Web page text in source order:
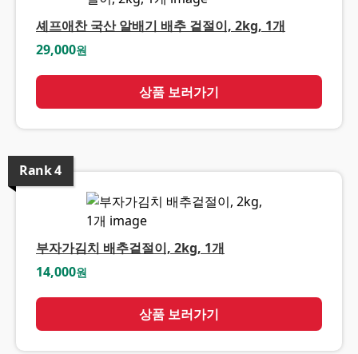
셰프애찬 국산 알배기 배추 겉절이, 2kg, 1개
29,000원
상품 보러가기
Rank4
부자가김치 배추겉절이, 2kg, 1개
14,000원
상품 보러가기